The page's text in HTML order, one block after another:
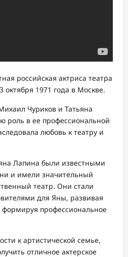
российская актриса театра
октября 1971 года в Москве.
Чуриков и Татьяна
роль в ее профессиональной
любовь к театру и
Лапина были известными
и имели значительный
театр. Они стали
для Яны, развивая
формируя профессиональное
к артистической семье,
отличное актерское